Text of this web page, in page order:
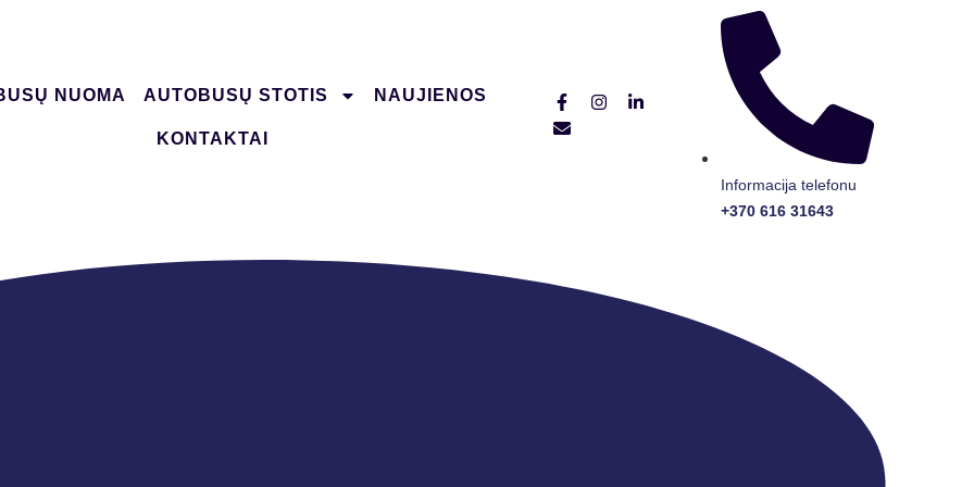
NUOMA AUTOBUSŲ STOTIS NAUJIENOS
KONTAKTAI
Informacija telefonu
+370 616 31643